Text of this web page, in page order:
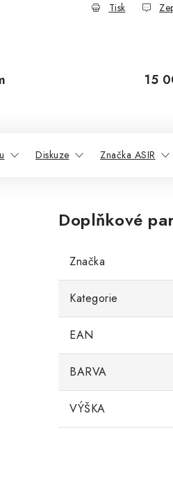
Tisk
15
Diskuze Značka ASIR
Doplňkové
Značka
Kategorie
EAN
BARVA
VÝŠKA